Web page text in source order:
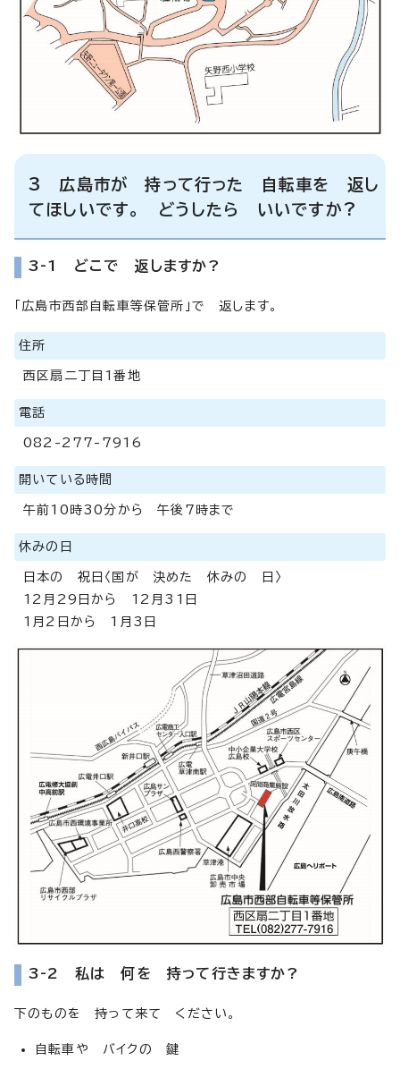
3 広島市が 持って行った 自転車を 返し
てほしいです。 どうしたら いいですか?
3-1 どこで 返しますか?
「広島市西部自転車等保管所」で 返します。
住所
西区扇二丁目1番地
電話
082-277-7916
開いている時間
午前10時30分から 午後7時まで
休みの日
日本の 祝日〈国が 決めた 休みの 日〉
12月29日から 12月31日
1月2日から 1月3日
3-2 私は 何を 持って行きますか?
下のものを 持って来て ください。
自転車や バイクの 鍵